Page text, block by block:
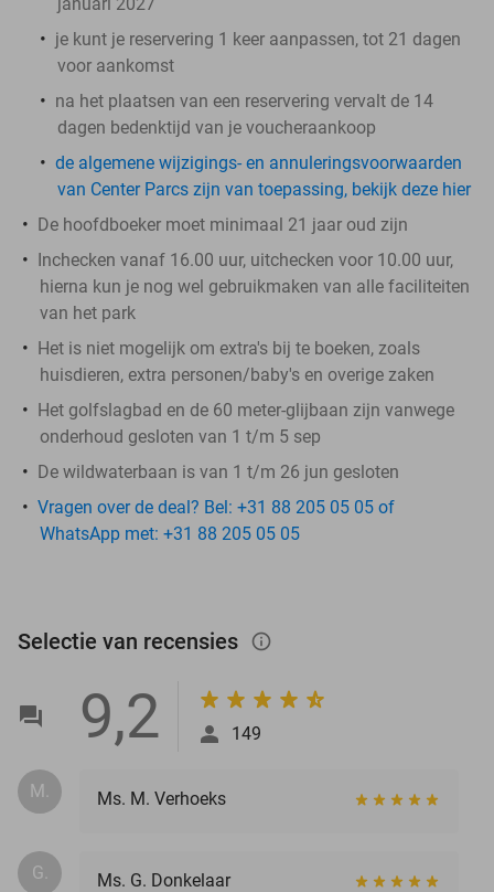
je kunt je reservering 1 keer aanpassen, tot 21 dagen
voor aankomst
na het plaatsen van een reservering vervalt de 14
dagen bedenktijd van je voucheraankoop
de algemene wijzigings- en annuleringsvoorwaarden
van Center Parcs zijn van toepassing, bekijk deze hier
De hoofdboeker moet minimaal 21 jaar oud zijn
Inchecken vanaf 16.00 uur, uitchecken voor 10.00 uur,
hierna kun je nog wel gebruikmaken van alle faciliteiten
van het park
Het is niet mogelijk om extra's bij te boeken, zoals
huisdieren, extra personen/baby's en overige zaken
Het golfslagbad en de 60 meter-glijbaan zijn vanwege
onderhoud gesloten van 1 t/m 5 sep
De wildwaterbaan is van 1 t/m 26 jun gesloten
Vragen over de deal? Bel: +31 88 205 05 05 of
WhatsApp met: +31 88 205 05 05
Selectie van recensies info_outlined
9,2 149
M. Ms. M. Verhoeks
G. Ms. G. Donkelaar